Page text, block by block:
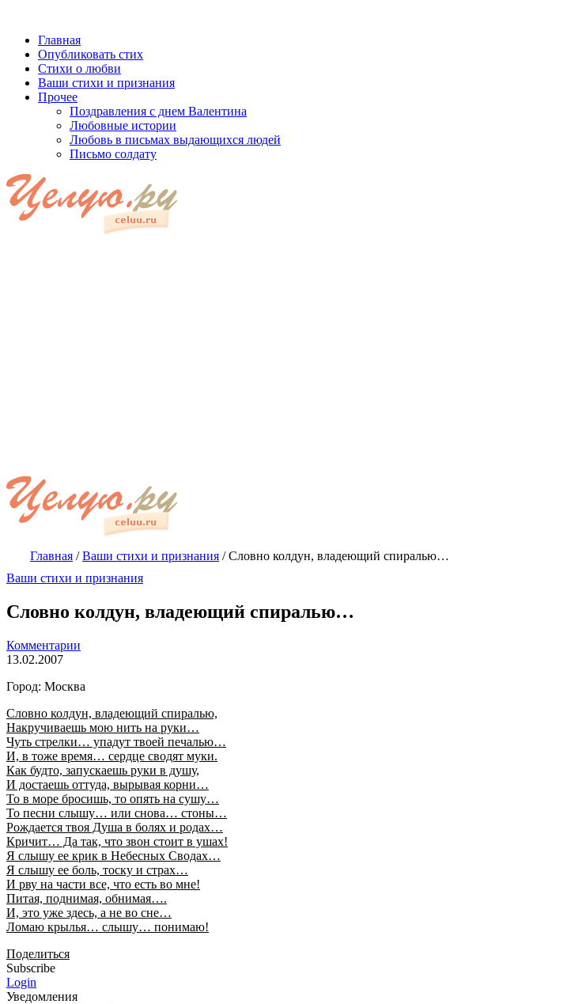
Главная
Опубликовать стих
Стихи о любви
Ваши стихи и признания
Прочее
Поздравления с днем Валентина
Любовные истории
Любовь в письмах выдающихся людей
Письмо солдату
Главная /Ваши стихи и признания /Словно колдун, владеющий спиралью…
Ваши стихи и признания
Словно колдун, владеющий спиралью…
Комментарии
13.02.2007
Город: Москва
Словно колдун, владеющий спиралью,
Накручиваешь мою нить на руки…
Чуть стрелки… упадут твоей печалью…
И, в тоже время… сердце сводят муки.
Как будто, запускаешь руки в душу,
И достаешь оттуда, вырывая корни…
То в море бросишь, то опять на сушу…
То песни слышу… или снова… стоны…
Рождается твоя Душа в болях и родах…
Кричит… Да так, что звон стоит в ушах!
Я слышу ее крик в Небесных Сводах…
Я слышу ее боль, тоску и страх…
И рву на части все, что есть во мне!
Питая, поднимая, обнимая….
И, это уже здесь, а не во сне…
Ломаю крылья… слышу… понимаю!
Поделиться
Subscribe
Login
Уведомления